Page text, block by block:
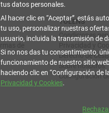
TOLENS
Condiciones
Derecho de
Sobre nosotros
Configuración
tus datos personales.
Al hacer clic en Aceptar , estás
tu uso, personalizar nuestras
usuario, incluida la transmisión de
Si no nos das tu consentimiento,
funcionamiento de nuestro sitio
haciendo clic en Configuración de
Privacidad y Cookies.